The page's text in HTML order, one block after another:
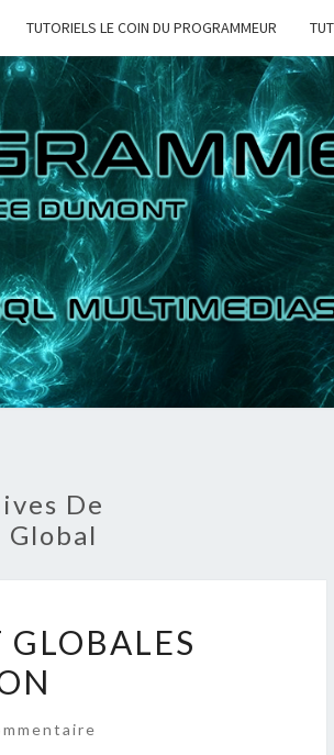
TUTORIELS LE COIN DU PROGRAMMEUR
LE
TUTORIELS
PYTHON PHP
MYSQL
MULTIMEDIAS
2D 3D
VIDEOS
De
Global
GLOBALES